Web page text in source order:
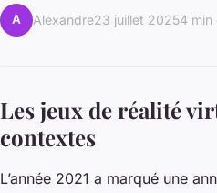
A Alexandre23 juillet 20254 min
Les jeux de réalité
contextes
L’année 2021 a marqué une